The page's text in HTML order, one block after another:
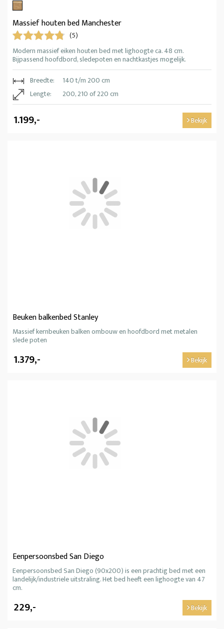
Massief houten bed Manchester
(5)
Modern massief eiken houten bed met lighoogte ca. 48 cm.
Bijpassend hoofdbord, sledepoten en nachtkastjes mogelijk.
Breedte:
140 t/m 200 cm
Lengte:
200, 210 of 220 cm
1.199,- Bekijk
Beuken balkenbed Stanley
Massief kernbeuken balken ombouw en hoofdbord met metalen
slede poten
1.379,- Bekijk
Eenpersoonsbed San Diego
Eenpersoonsbed San Diego (90x200) is een prachtig bed met een
landelijk/industriele uitstraling. Het bed heeft een lighoogte van 47
cm.
229,- Bekijk